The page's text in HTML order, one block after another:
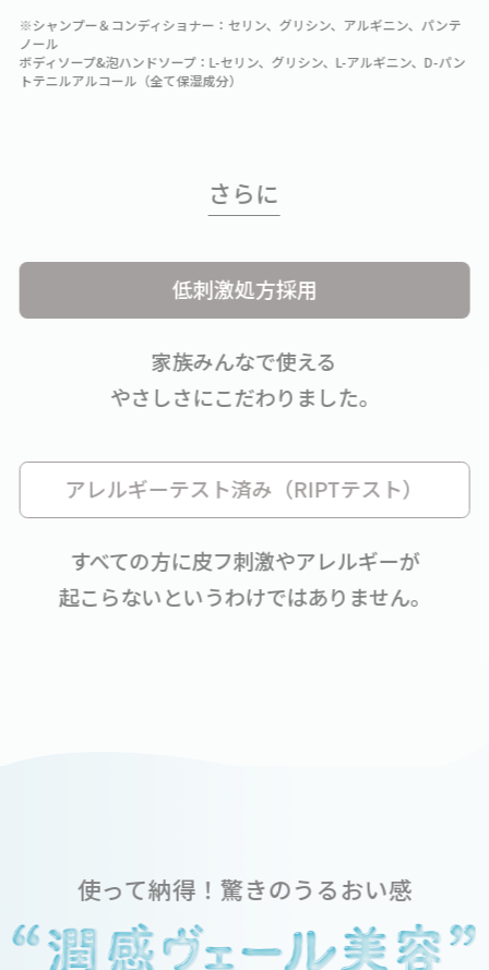
※シャンプー＆コンディショナー：セリン、グリシン、アルギニン、パンテ
ノール
ボディソープ&泡ハンドソープ：L-セリン、グリシン、L-アルギニン、D-パン
トテニルアルコール（全て保湿成分）
さらに
低刺激処方採用
家族みんなで使える
やさしさにこだわりました。
アレルギーテスト済み（RIPTテスト）
すべての方に皮フ刺激やアレルギーが
起こらないというわけではありません。
使って納得！驚きのうるおい感